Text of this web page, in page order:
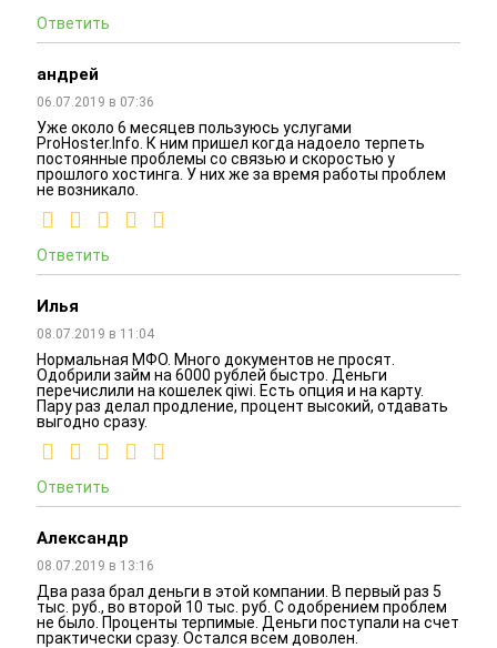
Ответить
андрей
06.07.2019 в 07:36
Уже около 6 месяцев пользуюсь услугами
ProHoster.Info. К ним пришел когда надоело терпеть
постоянные проблемы со связью и скоростью у
прошлого хостинга. У них же за время работы проблем
не возникало.
Ответить
Илья
08.07.2019 в 11:04
Нормальная МФО. Много документов не просят.
Одобрили займ на 6000 рублей быстро. Деньги
перечислили на кошелек qiwi. Есть опция и на карту.
Пару раз делал продление, процент высокий, отдавать
выгодно сразу.
Ответить
Александр
08.07.2019 в 13:16
Два раза брал деньги в этой компании. В первый раз 5
тыс. руб., во второй 10 тыс. руб. С одобрением проблем
не было. Проценты терпимые. Деньги поступали на счет
практически сразу. Остался всем доволен.